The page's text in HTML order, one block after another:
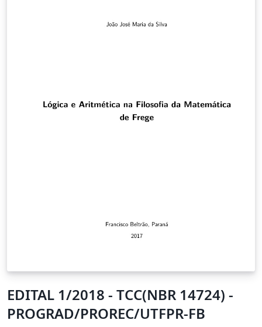
EDITAL 1/2018 - TCC(NBR 14724) -
PROGRAD/PROREC/UTFPR-FB